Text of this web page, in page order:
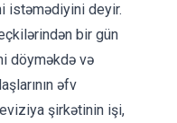
istəmədiyini deyir.
bir gün
döyməkdə və
əfv
şirkətinin işi,